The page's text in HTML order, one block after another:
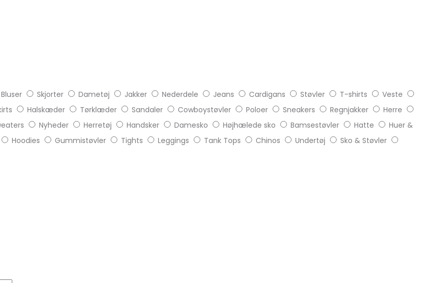
Bluser Skjorter Dametøj Jakker Nederdele Jeans Cardigans Støvler T-shirts
Veste
Halskæder Tørklæder Sandaler Cowboystøvler Poloer Sneakers Regnjakker
Herre
Nyheder Herretøj Handsker Damesko Højhælede sko Bamsestøvler Hatte
Huer &
Hoodies Gummistøvler Tights Leggings Tank Tops Chinos Undertøj
Sko & Støvler